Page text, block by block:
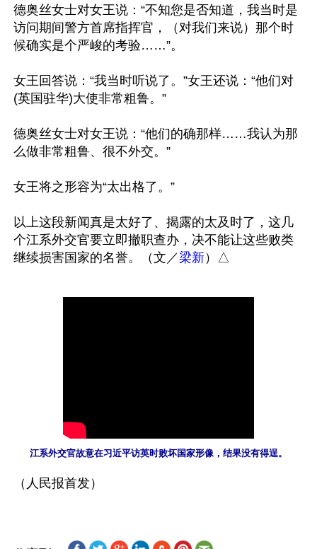
德奥丝女士对女王说：“不知您是否知道，我当时是
访问期间警方首席指挥官，（对我们来说）那个时
候确实是个严峻的考验……”。
女王回答说：“我当时听说了。”女王还说：“他们对
(英国驻华)大使非常粗鲁。”
德奥丝女士对女王说：“他们的确那样……我认为那
么做非常粗鲁、很不外交。”
女王将之形容为“太出格了。”
以上这段新闻真是太好了、揭露的太及时了，这几
个江系外交官要立即撤职查办，决不能让这些败类
继续损害国家的名誉。（文／梁新
江系外交官故意在习近平访英时败坏国家形像，结果没有得逞。